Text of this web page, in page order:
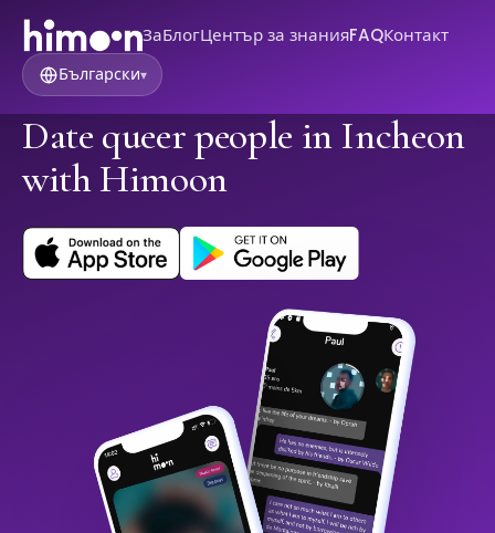
ЗаБлогЦентър за знанияFAQКонтакт
Български▾
Date queer people in Incheon
with Himoon